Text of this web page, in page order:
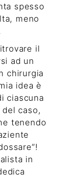
spesso
meno
il
ad un
chirurgia
idea è
ciascuna
caso,
tenendo
in